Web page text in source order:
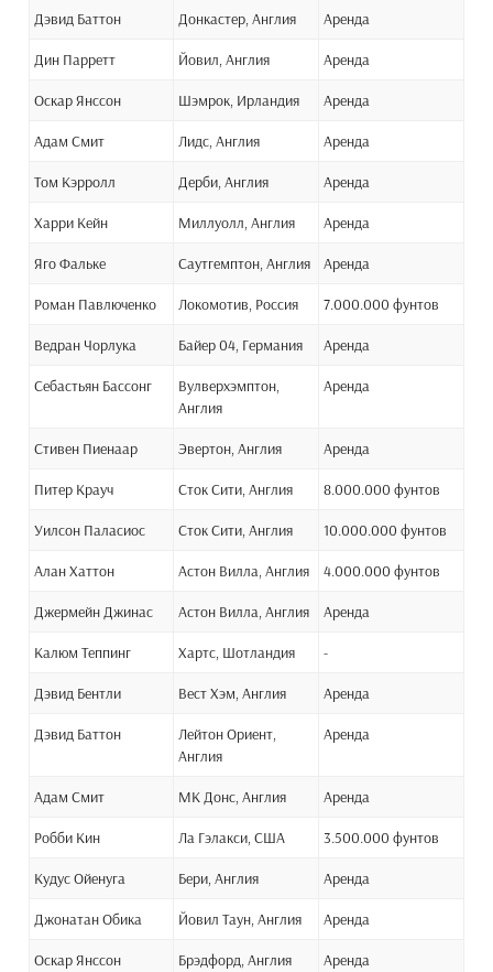
Дэвид Баттон Донкастер, Англия Аренда
Дин Парретт Йовил, Англия Аренда
Оскар Янссон Шэмрок, Ирландия Аренда
Адам Смит Лидс, Англия Аренда
Том Кэрролл Дерби, Англия Аренда
Харри Кейн Миллуолл, Англия Аренда
Яго Фальке Саутгемптон, Англия Аренда
Роман Павлюченко Локомотив, Россия 7.000.000 фунтов
Ведран Чорлука Байер 04, Германия Аренда
Себастьян Бассонг
Вулверхэмптон,
Англия
Аренда
Стивен Пиенаар Эвертон, Англия Аренда
Питер Крауч Сток Сити, Англия 8.000.000 фунтов
Уилсон Паласиос Сток Сити, Англия 10.000.000 фунтов
Алан Хаттон Астон Вилла, Англия 4.000.000 фунтов
Джермейн Джинас Астон Вилла, Англия Аренда
Калюм Теппинг Хартс, Шотландия -
Дэвид Бентли Вест Хэм, Англия Аренда
Дэвид Баттон
Лейтон Ориент,
Англия
Аренда
Адам Смит МК Донс, Англия Аренда
Робби Кин Ла Гэлакси, США 3.500.000 фунтов
Кудус Ойенуга Бери, Англия Аренда
Джонатан Обика Йовил Таун, Англия Аренда
Оскар Янссон Брэдфорд, Англия Аренда